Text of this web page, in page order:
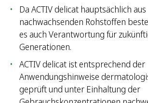
Da ACTIV delicat hauptsächlich aus
nachwachsenden Rohstoffen
es auch Verantwortung für
Generationen.
ACTIV delicat ist entsprechend der
Anwendungshinweise
geprüft und unter Einhaltung der